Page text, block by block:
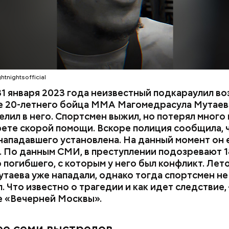
день
января 2023 года неизвестный подкараулил
20-летнего бойца ММА Магомедрасула
в него. Спортсмен выжил, но потерял много
скорой помощи. Вскоре полиция сообщила,
установлена. На данный момент он
По данным СМИ, в преступлении подозревают
погибшего, с которым у него был конфликт.
уже нападали, однако тогда спортсмен не
Что известно о трагедии и как идет
«Вечерней Москвы».